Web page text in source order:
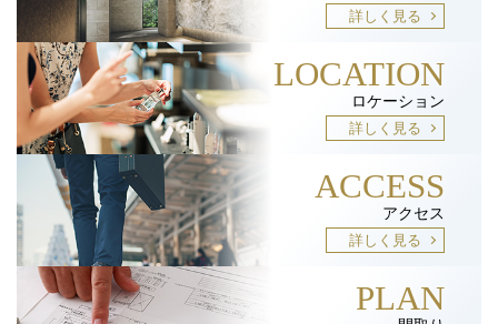
詳しく見る
LOCATION
ロケーション
詳しく見る
ACCESS
アクセス
詳しく見る
PLAN